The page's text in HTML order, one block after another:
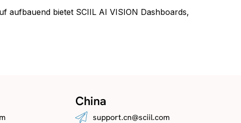
aufbauend bietet SCIIL AI VISION Dashboards,
China
support.cn@sciil.com